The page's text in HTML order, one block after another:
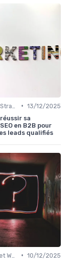
• 13/12/2025
sa
en B2B pour
leads qualifiés
• 10/12/2025